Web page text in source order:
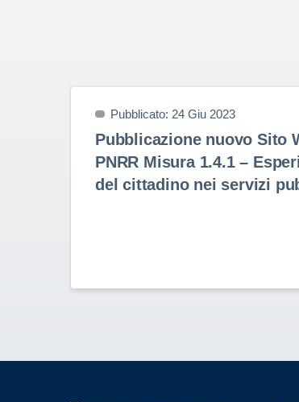
Pubblicato: 24 Giu 2023
Pubblicazione nuovo Sito
PNRR Misura 1.4.1 –
del cittadino nei servizi